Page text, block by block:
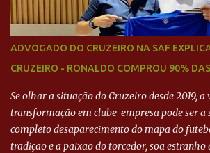
ADVOGADO DO CRUZEIRO NA SAF
CRUZEIRO - RONALDO COMPROU 90%
Se olhar a situação do Cruzeiro desde 2019, a
transformação em clube-empresa pode ser a
completo desaparecimento do mapa do
tradição e a paixão do torcedor, soa estranho